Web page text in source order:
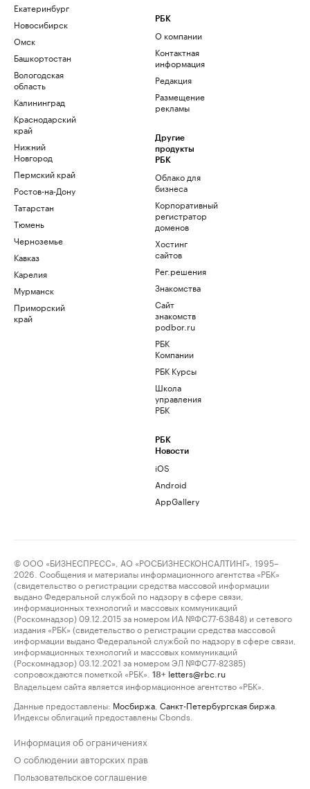
Екатеринбург
Новосибирск
Омск
Башкортостан
Вологодская
область
Калининград
Краснодарский
край
Нижний
Новгород
Пермский край
Ростов-на-Дону
Татарстан
Тюмень
Черноземье
Кавказ
Карелия
Мурманск
Приморский
край
РБК
О компании
Контактная
информация
Редакция
Размещение
рекламы
Другие
продукты
РБК
Облако для
бизнеса
Корпоративный
регистратор
доменов
Хостинг
сайтов
Рег.решения
Знакомства
Сайт
знакомств
podbor.ru
РБК
Компании
РБК Курсы
Школа
управления
РБК
РБК
Новости
iOS
Android
AppGallery
© ООО «БИЗНЕСПРЕСС», АО «РОСБИЗНЕСКОНСАЛТИНГ», 1995–
2026. Сообщения и материалы информационного агентства «РБК»
(свидетельство о регистрации средства массовой информации
выдано Федеральной службой по надзору в сфере связи,
информационных технологий и массовых коммуникаций
(Роскомнадзор) 09.12.2015 за номером ИА №ФС77-63848) и сетевого
издания «РБК» (свидетельство о регистрации средства массовой
информации выдано Федеральной службой по надзору в сфере связи,
информационных технологий и массовых коммуникаций
(Роскомнадзор) 03.12.2021 за номером ЭЛ №ФС77-82385)
сопровождаются пометкой «РБК».
18+ letters@rbc.ru
Владельцем сайта является информационное агентство «РБК».
Данные предоставлены: Мосбиржа Санкт-Петербургская биржа
Индексы облигаций предоставлены Cbonds.
Информация об ограничениях
О соблюдении авторских прав
Пользовательское соглашение